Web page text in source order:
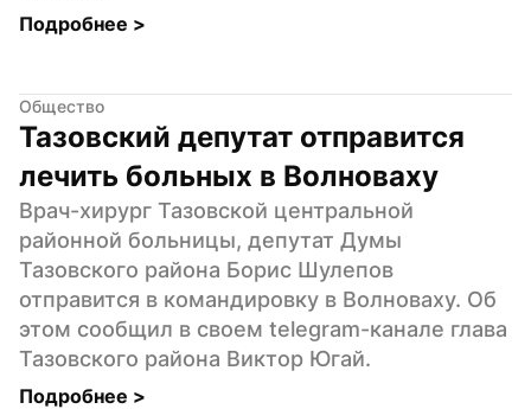
Подробнее >
Общество
Тазовский депутат отправится
лечить больных в Волноваху
Врач-хирург Тазовской центральной
районной больницы, депутат Думы
Тазовского района Борис Шулепов
отправится в командировку в Волноваху. Об
этом сообщил в своем telegram-канале глава
Тазовского района Виктор Югай.
Подробнее >